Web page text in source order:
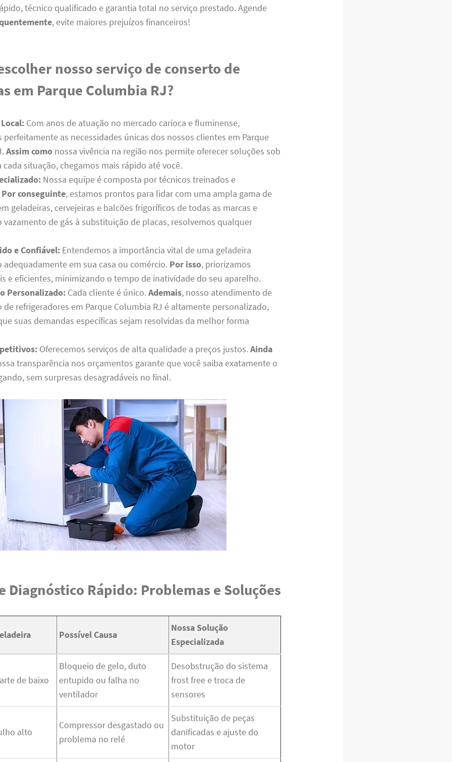
técnico qualificado e garantia total no serviço prestado. Agende
, evite maiores prejuízos financeiros!
nosso serviço de conserto de
em Parque Columbia RJ?
Com anos de atuação no mercado carioca e fluminense,
perfeitamente as necessidades únicas dos nossos clientes em Parque
Assim como nossa vivência na região nos permite oferecer soluções sob
cada situação, chegamos mais rápido até você.
Nossa equipe é composta por técnicos treinados e
Por conseguinte, estamos prontos para lidar com uma ampla gama de
geladeiras, cervejeiras e balcões frigoríficos de todas as marcas e
vazamento de gás à substituição de placas, resolvemos qualquer
e Confiável:Entendemos a importância vital de uma geladeira
em sua casa ou comércio. Por isso, priorizamos
e eficientes, minimizando o tempo de inatividade do seu aparelho.
Personalizado:Cada cliente é único. Ademais, nosso atendimento de
de refrigeradores em Parque Columbia RJ é altamente personalizado,
suas demandas específicas sejam resolvidas da melhor forma
Oferecemos serviços de alta qualidade a preços justos. Ainda
transparência nos orçamentos garante que você saiba exatamente o
sem surpresas desagradáveis no final.
Diagnóstico Rápido: Problemas e Soluções
Possível Causa
Nossa Solução
Especializada
de baixo
Bloqueio de gelo, duto
entupido ou falha no
ventilador
Desobstrução do sistema
frost free e troca de
sensores
alto
Compressor desgastado ou
problema no relé
Substituição de peças
danificadas e ajuste do
motor